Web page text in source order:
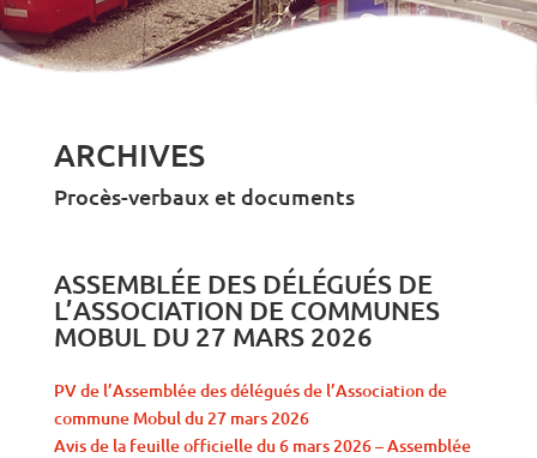
ARCHIVES
Procès-verbaux et documents
ASSEMBLÉE DES DÉLÉGUÉS DE
L’ASSOCIATION DE COMMUNES
MOBUL DU 27 MARS 2026
PV de l’Assemblée des délégués de l’Association de
commune Mobul du 27 mars 2026
Avis de la feuille officielle du 6 mars 2026 – Assemblée